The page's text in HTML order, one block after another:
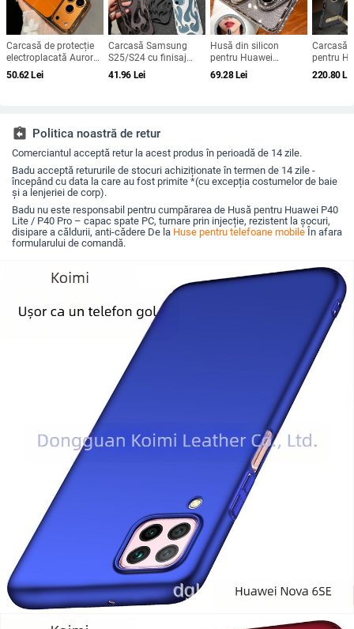
Carcasă de protecție
electroplacată Aurora
pentru iPhone 12–17
Pro și Pro Max,
50.62Lei
Carcasă Samsung
S25/S24 cu finisaj
electroplatat în
flacără, design
41.96 Lei
Husă din silicon
pentru Huawei
Pura70/Pura70 Pro cu
cristale, transparentă,
69.28Lei
Carcasă
pentru
V5 –
220.80Lei
assignment_return Politica noastră de retur
Comerciantul acceptă retur la acest produs în perioadă de 14 zile.
Badu acceptă retururile de stocuri achiziționate în termen de 14 zile -
începând cu data la care au fost primite *(cu excepția costumelor de baie
și a lenjeriei de corp).
Badu nu este responsabil pentru cumpărarea de Husă pentru Huawei P40
Lite / P40 Pro – capac spate PC, turnare prin injecție, rezistent la șocuri,
disipare a căldurii, anti-cădere De la Huse pentru telefoane mobile În afara
formularului de comandă.